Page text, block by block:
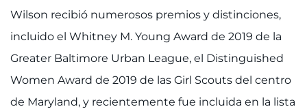
Wilson recibió numerosos premios y distinciones,
incluido el Whitney M. Young Award de 2019 de la
Greater Baltimore Urban League, el Distinguished
Women Award de 2019 de las Girl Scouts del centro
de Maryland, y recientemente fue incluida en la lista